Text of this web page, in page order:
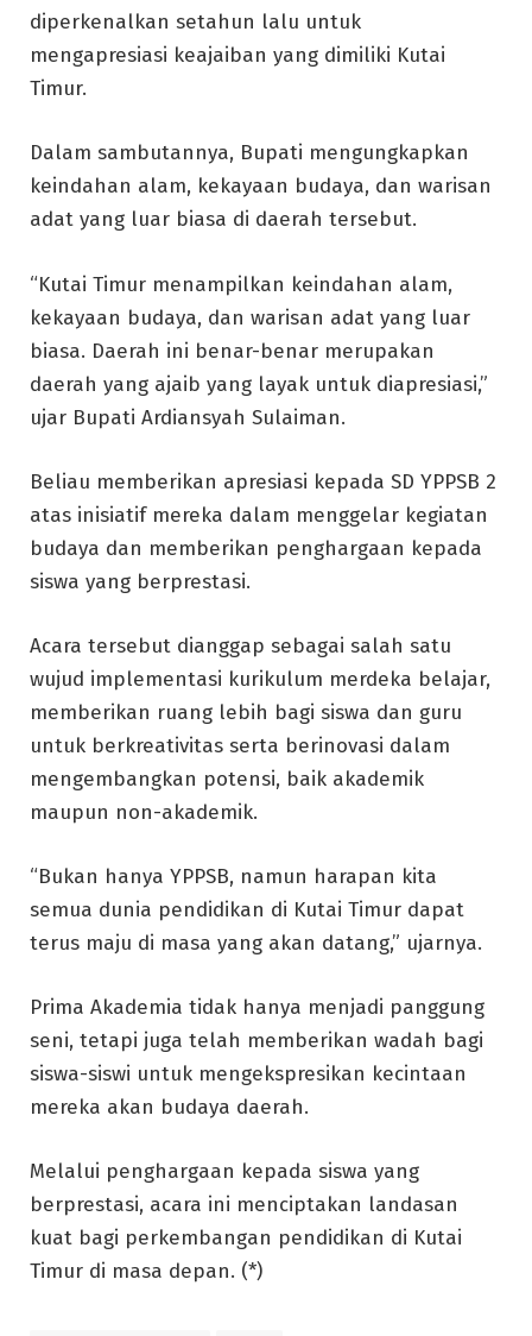
diperkenalkan setahun lalu untuk
mengapresiasi keajaiban yang dimiliki Kutai
Timur.
Dalam sambutannya, Bupati mengungkapkan
keindahan alam, kekayaan budaya, dan warisan
adat yang luar biasa di daerah tersebut.
“Kutai Timur menampilkan keindahan alam,
kekayaan budaya, dan warisan adat yang luar
biasa. Daerah ini benar-benar merupakan
daerah yang ajaib yang layak untuk diapresiasi,”
ujar Bupati Ardiansyah Sulaiman.
Beliau memberikan apresiasi kepada SD YPPSB 2
atas inisiatif mereka dalam menggelar kegiatan
budaya dan memberikan penghargaan kepada
siswa yang berprestasi.
Acara tersebut dianggap sebagai salah satu
wujud implementasi kurikulum merdeka belajar,
memberikan ruang lebih bagi siswa dan guru
untuk berkreativitas serta berinovasi dalam
mengembangkan potensi, baik akademik
maupun non-akademik.
“Bukan hanya YPPSB, namun harapan kita
semua dunia pendidikan di Kutai Timur dapat
terus maju di masa yang akan datang,” ujarnya.
Prima Akademia tidak hanya menjadi panggung
seni, tetapi juga telah memberikan wadah bagi
siswa-siswi untuk mengekspresikan kecintaan
mereka akan budaya daerah.
Melalui penghargaan kepada siswa yang
berprestasi, acara ini menciptakan landasan
kuat bagi perkembangan pendidikan di Kutai
Timur di masa depan. (*)